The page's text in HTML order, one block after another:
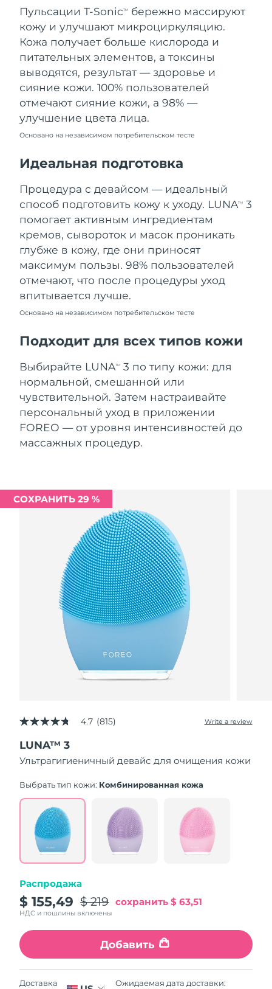
Пульсации T-SonicTM
бережно массируют
кожу и улучшают микроциркуляцию.
Кожа получает больше кислорода и
питательных элементов, а токсины
выводятся, результат — здоровье и
сияние кожи. 100% пользователей
отмечают сияние кожи, а 98% —
улучшение цвета лица.
Основано на независимом потребительском тесте
Идеальная подготовка
Процедура с девайсом — идеальный
способ подготовить кожу к уходу. LUNATM
3
помогает активным ингредиентам
кремов, сывороток и масок проникать
глубже в кожу, где они приносят
максимум пользы. 98% пользователей
отмечают, что после процедуры уход
впитывается лучше.
Основано на независимом потребительском тесте
Подходит для всех типов кожи
Выбирайте LUNATM
3 по типу кожи: для
нормальной, смешанной или
чувствительной. Затем настраивайте
персональный уход в приложении
FOREO — от уровня интенсивностей до
массажных процедур.
СОХРАНИТЬ 29 %
4.7
of
5
stars,
rating
Read
Reviews.
Same
page
link.
4.7 (815) Write a review
LUNA™ 3
Ультрагигиеничный девайс для очищения кожи
Выбрать тип кожи: Комбинированная кожа
Распродажа
$ 155,49 $ 219 сохранить$ 63,51
НДС и пошлины включены
Добавить
Доставка
Ожидаемая дата доставки:
Республика Корея
Ожидаемая дата доставки
10.08.2026
Ожидаемая дата доставки
8.08.2026
Швеция
Ожидаемая дата доставки
Швейцария
Ожидаемая дата доставки
Тайвань
Таиланд
Ожидаемая дата доставки
12.08.2026
Турция
Ожидаемая дата доставки
9.08.2026
ОАЭ
Ожидаемая дата доставки
Великобритания
Соединенные
Штаты
Ожидаемая дата доставки
9.08.2026
Узбекистан
Ожидаемая дата доставки
Вьетнам
Ожидаемая дата доставки
14.08.2026